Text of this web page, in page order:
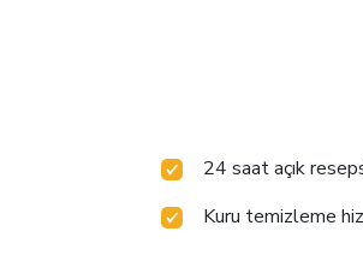
24 saat açık
Kuru temizleme